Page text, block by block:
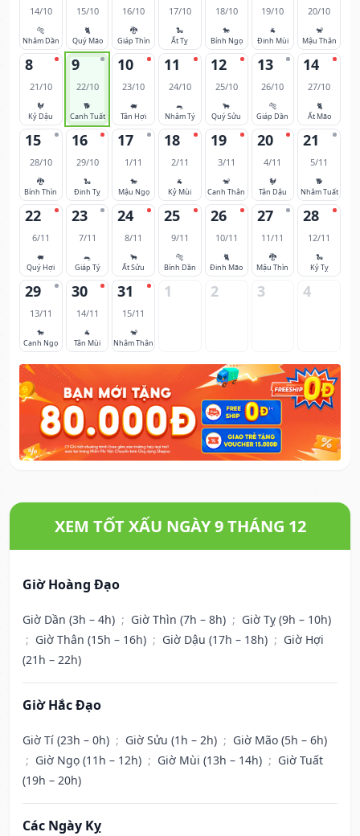
14/10
🐅
Nhâm Dần
15/10
🐈
Quý Mão
16/10
🐉
Giáp Thìn
17/10
🐍
Ất Tỵ
18/10
🐎
Bính Ngọ
19/10
🐐
Đinh Mùi
20/10
🐒
Mậu Thân
8
21/10
🐓
Kỷ Dậu
9
22/10
🐕
Canh Tuất
10
23/10
🐖
Tân Hợi
11
24/10
🐀
Nhâm Tý
12
25/10
🐂
Quý Sửu
13
26/10
🐅
Giáp Dần
14
27/10
🐈
Ất Mão
15
28/10
🐉
Bính Thìn
16
29/10
🐍
Đinh Tỵ
17
1/11
🐎
Mậu Ngọ
18
2/11
🐐
Kỷ Mùi
19
3/11
🐒
Canh Thân
20
4/11
🐓
Tân Dậu
21
5/11
🐕
Nhâm Tuất
22
6/11
🐖
Quý Hợi
23
7/11
🐀
Giáp Tý
24
8/11
🐂
Ất Sửu
25
9/11
🐅
Bính Dần
26
10/11
🐈
Đinh Mão
27
11/11
🐉
Mậu Thìn
28
12/11
🐍
Kỷ Tỵ
29
13/11
🐎
Canh Ngọ
30
14/11
🐐
Tân Mùi
31
15/11
🐒
Nhâm Thân
1 2 3 4
XEM TỐT XẤU NGÀY 9 THÁNG 12
Giờ Hoàng Đạo
Giờ Dần (3h – 4h) ; Giờ Thìn (7h – 8h) ; Giờ Tỵ (9h – 10h)
; Giờ Thân (15h – 16h) ; Giờ Dậu (17h – 18h) ; Giờ Hợi
(21h – 22h)
Giờ Hắc Đạo
Giờ Tí (23h – 0h) ; Giờ Sửu (1h – 2h) ; Giờ Mão (5h – 6h)
; Giờ Ngọ (11h – 12h) ; Giờ Mùi (13h – 14h) ; Giờ Tuất
(19h – 20h)
Các Ngày Kỵ